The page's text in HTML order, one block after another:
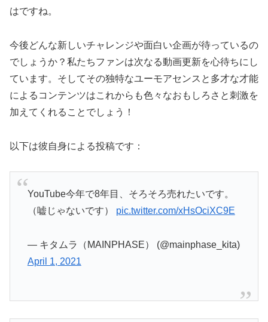
はですね。
今後どんな新しいチャレンジや面白い企画が待っているの
でしょうか？私たちファンは次なる動画更新を心待ちにし
ています。そしてその独特なユーモアセンスと多才な才能
によるコンテンツはこれからも色々なおもしろさと刺激を
加えてくれることでしょう！
以下は彼自身による投稿です：
YouTube今年で8年目、そろそろ売れたいです。
（嘘じゃないです） pic.twitter.com/xHsOciXC9E
— キタムラ（MAINPHASE） (@mainphase_kita)
April 1, 2021